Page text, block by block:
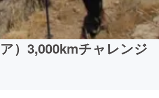
）3,000kmチャレンジ